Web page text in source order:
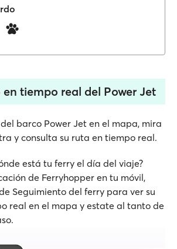
tiempo real del Power Jet
barco Power Jet en el mapa, mira
y consulta su ruta en tiempo real.
está tu ferry el día del viaje?
de Ferryhopper en tu móvil,
Seguimiento del ferry para ver su
real en el mapa y estate al tanto de